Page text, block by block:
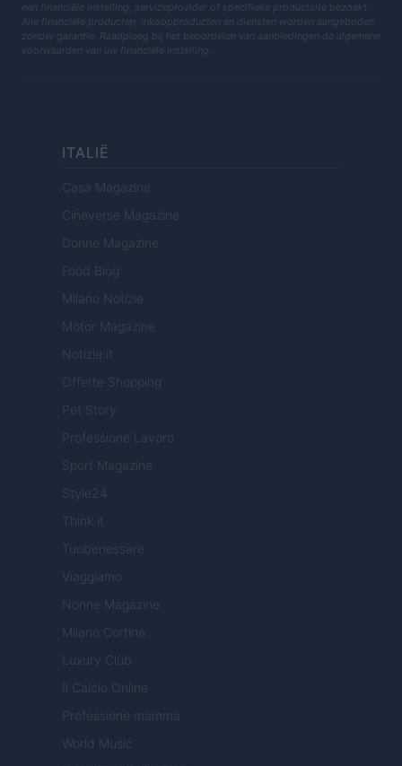
een financiële instelling, serviceprovider of specifieke productsite bezoekt.
Alle financiële producten, inkoopproducten en diensten worden aangeboden
zonder garantie. Raadpleeg bij het beoordelen van aanbiedingen de algemene
voorwaarden van uw financiële instelling.
ITALIË
Casa Magazine
Cineverse Magazine
Donne Magazine
Food Blog
Milano Notizie
Motor Magazine
Notizie.it
Offerte Shopping
Pet Story
Professione Lavoro
Sport Magazine
Style24
Think.it
Tuobenessere
Viaggiamo
Nonne Magazine
Milano Cortina
Luxury Club
Il Calcio Online
Professione mamma
World Music